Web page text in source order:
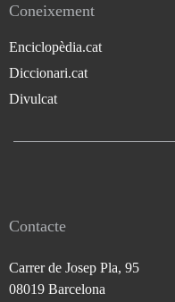
Coneixement
Enciclopèdia.cat
Diccionari.cat
Divulcat
Contacte
Carrer de Josep Pla, 95
08019 Barcelona